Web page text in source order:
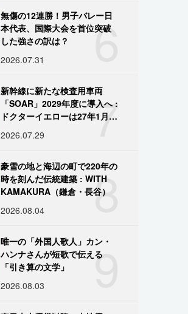
6
無傷の12連勝！男子バレー日
本代表、国際大会を首位突破
した強さの訳は？
2026.07.31
7
新幹線に新たな検査用車両
「SOAR」2029年度に導入へ :
ドクターイエローは27年1月に
2026.07.29
8
豪雪の地と海辺の町で220年の
時を刻んだ伝統建築 : WITH
KAMAKURA（鎌倉・長谷）
2026.08.04
9
唯一の「外国人歌人」カン・
ハンナさんが短歌で伝える
「引き算の文学」
2026.08.03